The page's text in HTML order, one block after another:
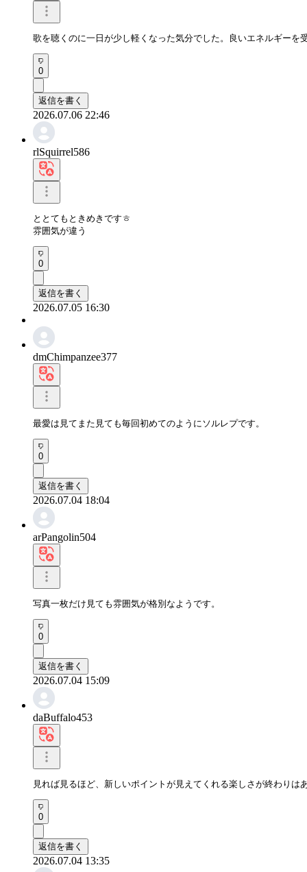
歌を聴くのに一日が少し軽くなった気分でした。良いエネルギーを
0
返信を書く
2026.07.06 22:46
rlSquirrel586
ととてもときめきですㅎ
雰囲気が違う
0
返信を書く
2026.07.05 16:30
dmChimpanzee377
最愛は見てまた見ても毎回初めてのようにソルレプです。
0
返信を書く
2026.07.04 18:04
arPangolin504
写真一枚だけ見ても雰囲気が格別なようです。
0
返信を書く
2026.07.04 15:09
daBuffalo453
見れば見るほど、新しいポイントが見えてくれる楽しさが終わりは
0
返信を書く
2026.07.04 13:35